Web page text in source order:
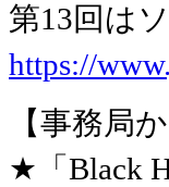
第13回は
https://
【事務局
★「Black